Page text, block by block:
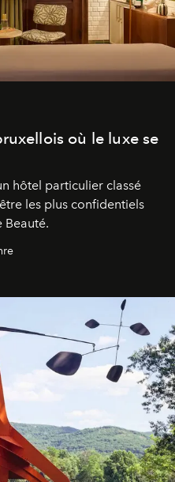
où le luxe se
hôtel particulier classé
les plus confidentiels
Beauté.